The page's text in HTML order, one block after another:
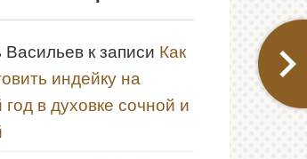
Васильев к записи Как
индейку на
в духовке сочной и